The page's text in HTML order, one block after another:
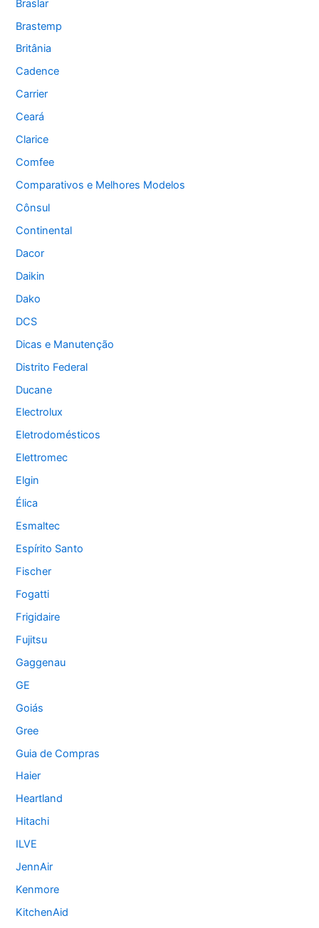
Braslar
Brastemp
Britânia
Cadence
Carrier
Ceará
Clarice
Comfee
Comparativos e Melhores Modelos
Cônsul
Continental
Dacor
Daikin
Dako
DCS
Dicas e Manutenção
Distrito Federal
Ducane
Electrolux
Eletrodomésticos
Elettromec
Elgin
Élica
Esmaltec
Espírito Santo
Fischer
Fogatti
Frigidaire
Fujitsu
Gaggenau
GE
Goiás
Gree
Guia de Compras
Haier
Heartland
Hitachi
ILVE
JennAir
Kenmore
KitchenAid